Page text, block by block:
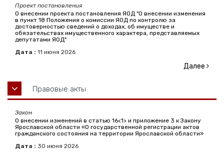
Проект постановления
О внесении проекта постановления ЯОД "О внесении изменения
в пункт 18 Положения о комиссии ЯОД по контролю за
достоверностью сведений о доходах, об имуществе и
обязательствах имущественного характера, представляемых
депутатами ЯОД"
Дата : 11 июня 2026
Далее
Правовые акты
Закон
О внесении изменений в статью 16<1> и приложение 3 к Закону
Ярославской области «О государственной регистрации актов
гражданского состояния на территории Ярославской области»
Дата : 30 июня 2026